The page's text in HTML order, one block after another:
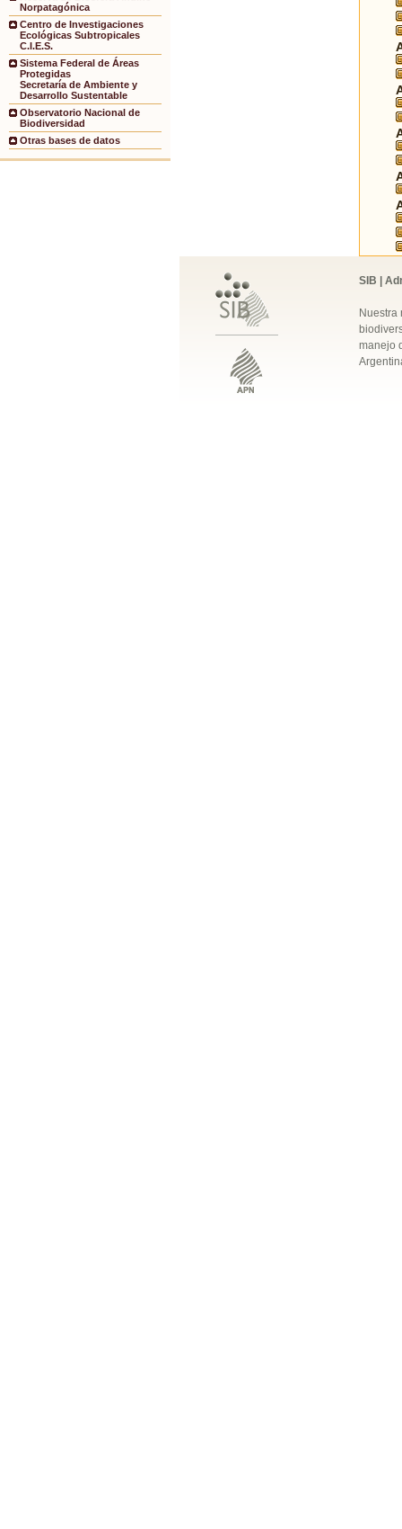
Norpatagónica
Centro de Investigaciones
Ecológicas Subtropicales
C.I.E.S.
Sistema Federal de Áreas
Protegidas
Secretaría de Ambiente y
Desarrollo Sustentable
Observatorio Nacional de
Biodiversidad
Otras bases de datos
SIB |
Nuestra
manejo